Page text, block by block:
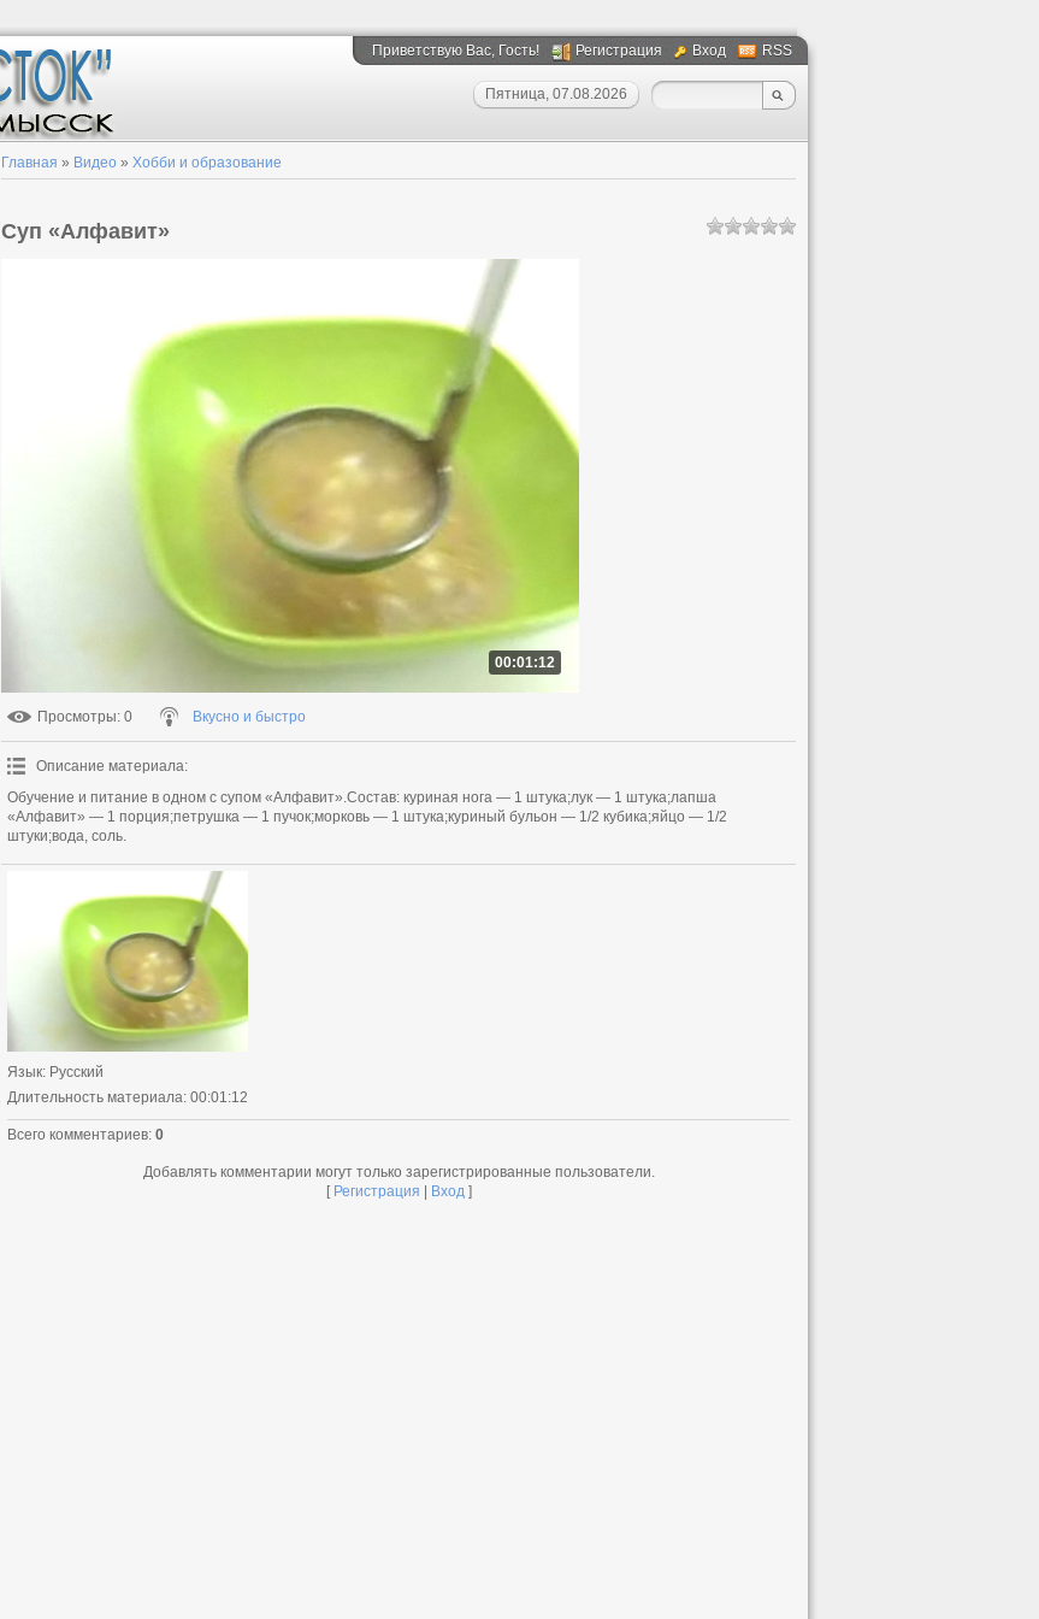
Приветствую Вас, Гость! Регистрация Вход RSS
Пятница, 07.08.2026
Главная » Видео » Хобби и образование
Суп «Алфавит»
00:01:12
Просмотры: 0 Вкусно и быстро
Описание материала:
Обучение и питание в одном с супом «Алфавит».Состав: куриная нога — 1 штука;лук — 1 штука;лапша
«Алфавит» — 1 порция;петрушка — 1 пучок;морковь — 1 штука;куриный бульон — 1/2 кубика;яйцо — 1/2
штуки;вода, соль.
Язык: Русский
Длительность материала: 00:01:12
Всего комментариев: 0
Добавлять комментарии могут только зарегистрированные пользователи.
[ Регистрация Вход]